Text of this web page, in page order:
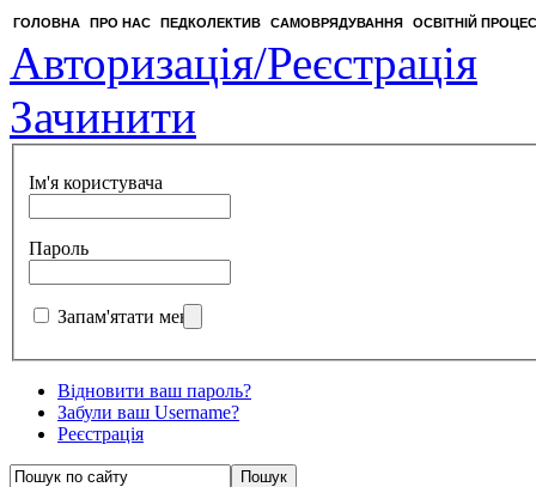
ГОЛОВНА ПРО НАС ПЕДКОЛЕКТИВ САМОВРЯДУВАННЯ ОСВІТНІЙ ПРОЦЕС
Авторизація/Реєстрація
Зачинити
Ім'я користувача
Пароль
Запам'ятати мене
Відновити ваш пароль?
Забули ваш Username?
Реєстрація